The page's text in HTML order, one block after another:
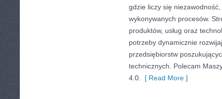
gdzie liczy się
wykonywanych procesów.
produktów, usług oraz
potrzeby dynamicznie
przedsiębiorstw
technicznych. Polecam
4.0.
[ Read More ]